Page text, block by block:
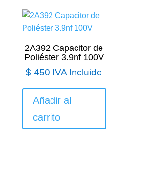
2A392 Capacitor de
Poliéster 3.9nf 100V
$ 450 IVA Incluido
Añadir al
carrito